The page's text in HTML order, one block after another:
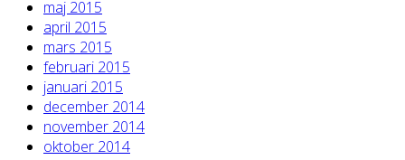
maj 2015
april 2015
mars 2015
februari 2015
januari 2015
december 2014
november 2014
oktober 2014